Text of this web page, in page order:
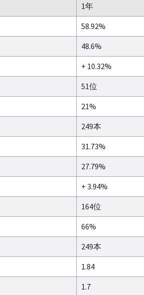
1年
58.92%
48.6%
+ 10.32%
51位
21%
249本
31.73%
27.79%
+ 3.94%
164位
66%
249本
1.84
1.7